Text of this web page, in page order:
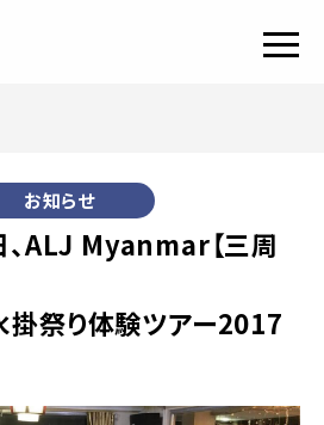
お知らせ
ALJ Myanmar【三周
祭り体験ツアー2017